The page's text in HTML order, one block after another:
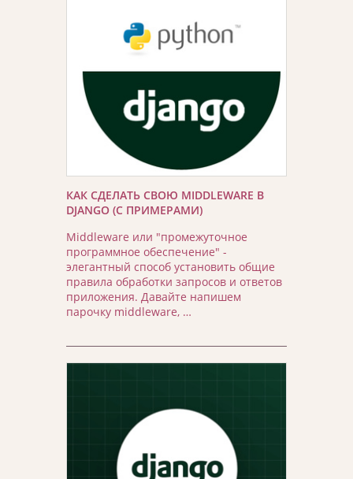
КАК СДЕЛАТЬ СВОЮ MIDDLEWARE В
DJANGO (С ПРИМЕРАМИ)
Middleware или "промежуточное
программное обеспечение" -
элегантный способ установить общие
правила обработки запросов и ответов
приложения. Давайте напишем
парочку middleware, …